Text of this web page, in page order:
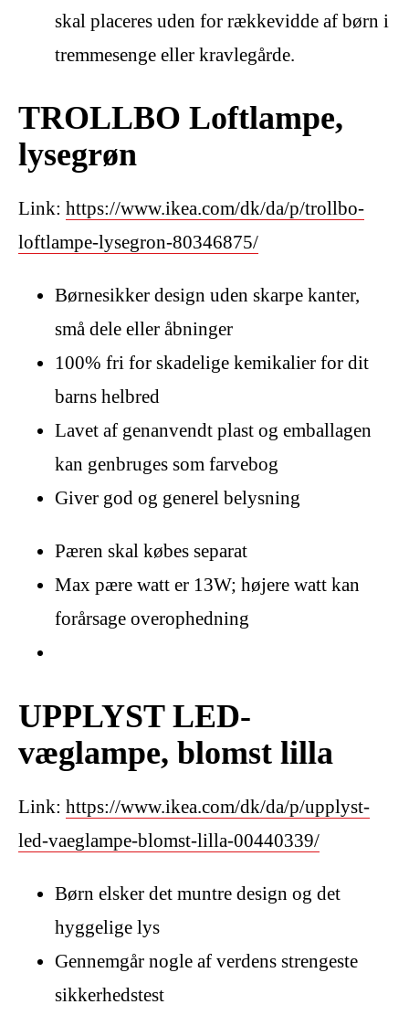
skal placeres uden for rækkevidde af børn i
tremmesenge eller kravlegårde.
TROLLBO Loftlampe,
lysegrøn
Link: https://www.ikea.com/dk/da/p/trollbo-
loftlampe-lysegron-80346875/
Børnesikker design uden skarpe kanter,
små dele eller åbninger
100% fri for skadelige kemikalier for dit
barns helbred
Lavet af genanvendt plast og emballagen
kan genbruges som farvebog
Giver god og generel belysning
Pæren skal købes separat
Max pære watt er 13W; højere watt kan
forårsage overophedning
UPPLYST LED-
væglampe, blomst lilla
Link: https://www.ikea.com/dk/da/p/upplyst-
led-vaeglampe-blomst-lilla-00440339/
Børn elsker det muntre design og det
hyggelige lys
Gennemgår nogle af verdens strengeste
sikkerhedstest